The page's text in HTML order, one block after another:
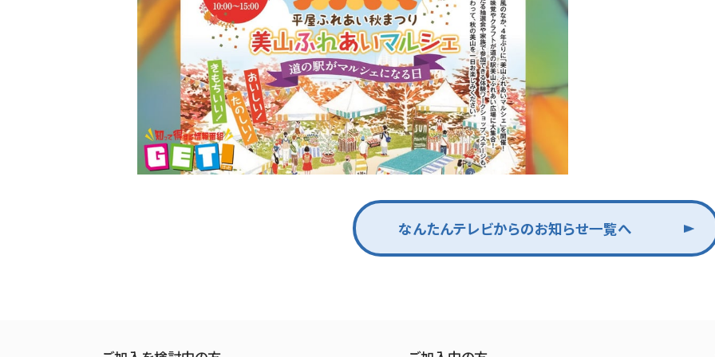
なんたんテレビからのお知らせ一覧へ